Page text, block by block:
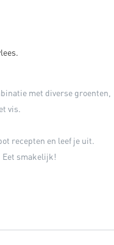
met diverse groenten,
vis.
recepten en leef je uit.
smakelijk!